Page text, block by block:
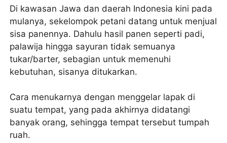
Di kawasan Jawa dan daerah Indonesia kini pada
mulanya, sekelompok petani datang untuk menjual
sisa panennya. Dahulu hasil panen seperti padi,
palawija hingga sayuran tidak semuanya
tukar/barter, sebagian untuk memenuhi
kebutuhan, sisanya ditukarkan.
Cara menukarnya dengan menggelar lapak di
suatu tempat, yang pada akhirnya didatangi
banyak orang, sehingga tempat tersebut tumpah
ruah.